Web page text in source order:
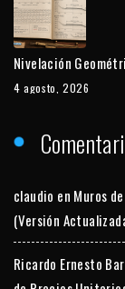
Nivelación
4 agosto, 2026
claudio en Muros
(Versión
Ricardo Ernesto